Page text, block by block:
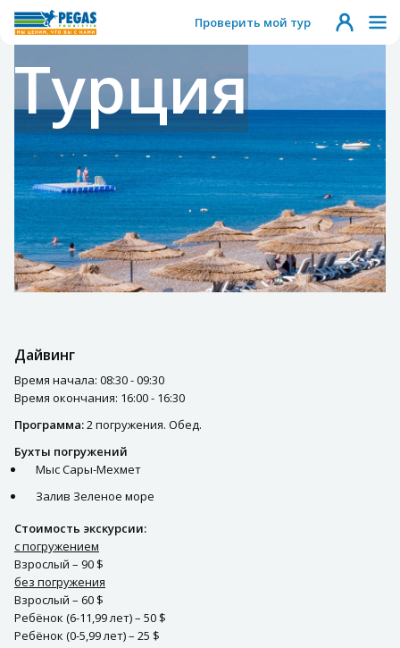
Проверить мой тур
Турция
Дайвинг
Время начала: 08:30 - 09:30
Время окончания: 16:00 - 16:30
Программа:2 погружения. Обед.
Бухты погружений
Мыс Сары-Мехмет
Залив Зеленое море
Стоимость экскурсии:
с погружением
Взрослый – 90 $
без погружения
Взрослый – 60 $
Ребёнок (6-11,99 лет) – 50 $
Ребёнок (0-5,99 лет) – 25 $